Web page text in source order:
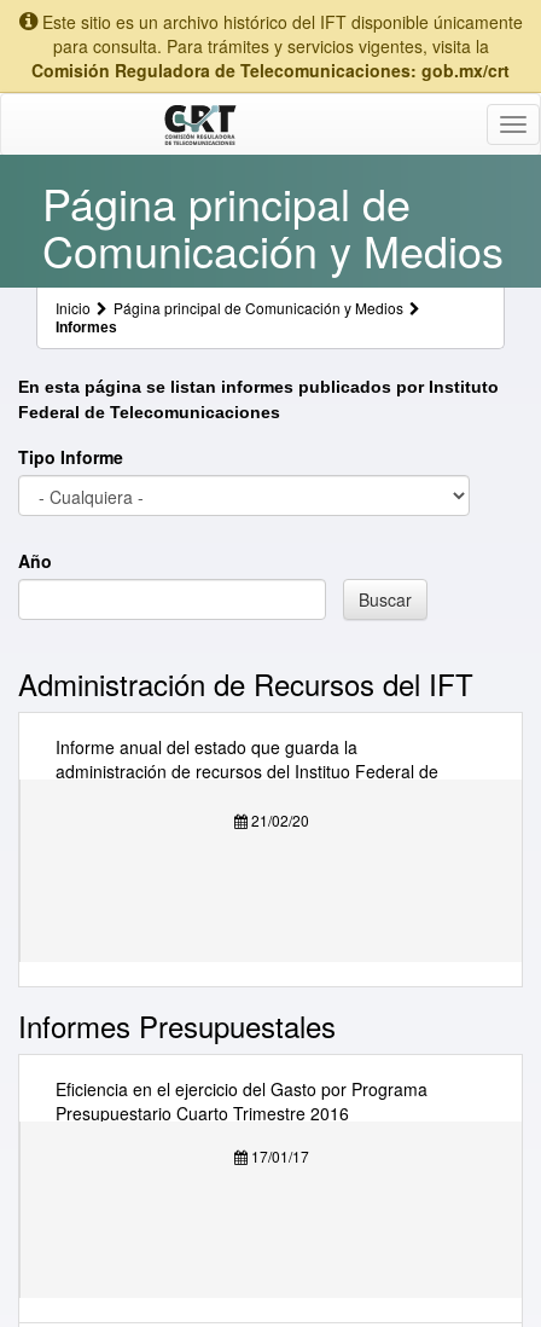
Este sitio es un archivo histórico del IFT disponible únicamente
para consulta. Para trámites y servicios vigentes, visita la
Comisión Reguladora de Telecomunicaciones: gob.mx/crt
Página principal de
Comunicación y Medios
Inicio Página principal de Comunicación y Medios
Informes
En esta página se listan informes publicados por Instituto
Federal de Telecomunicaciones
Tipo Informe
Año
Buscar
Administración de Recursos del IFT
Informe anual del estado que guarda la
administración de recursos del Instituo Federal de
21/02/20
Informes Presupuestales
Eficiencia en el ejercicio del Gasto por Programa
Presupuestario Cuarto Trimestre 2016
17/01/17